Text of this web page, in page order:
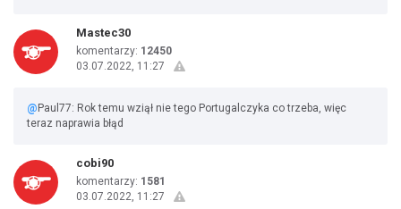
Mastec30
komentarzy: 12450
03.07.2022, 11:27
@ Paul77: Rok temu wziął nie tego Portugalczyka co trzeba, więc
teraz naprawia błąd
cobi90
komentarzy: 1581
03.07.2022, 11:27